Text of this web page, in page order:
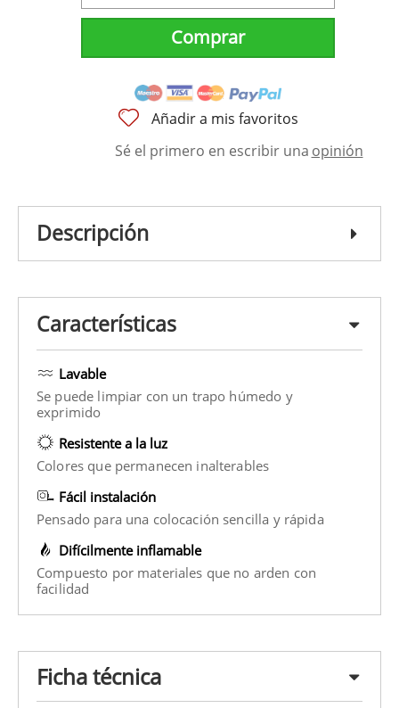
Comprar
Añadir a mis favoritos
Sé el primero en escribir una opinión
Descripción
Características
Lavable
Se puede limpiar con un trapo húmedo y
exprimido
Resistente a la luz
Colores que permanecen inalterables
Fácil instalación
Pensado para una colocación sencilla y rápida
Difícilmente inflamable
Compuesto por materiales que no arden con
facilidad
Ficha técnica